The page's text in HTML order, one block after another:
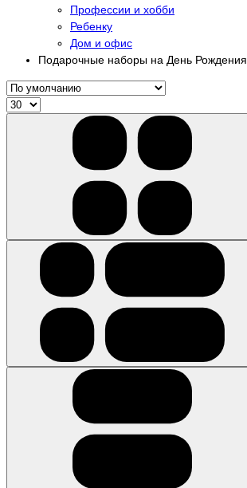
Профессии и хобби
Ребенку
Дом и офис
Подарочные наборы на День Рождения